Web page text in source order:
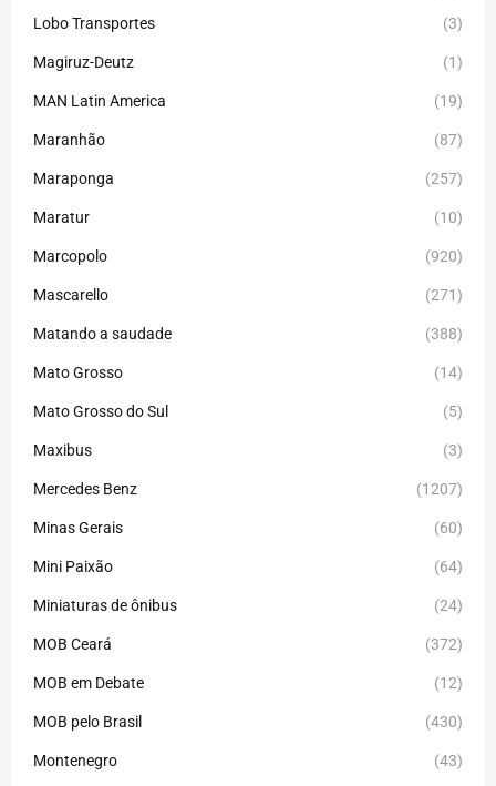
Lobo Transportes (3)
Magiruz-Deutz (1)
MAN Latin America (19)
Maranhão (87)
Maraponga (257)
Maratur (10)
Marcopolo (920)
Mascarello (271)
Matando a saudade (388)
Mato Grosso (14)
Mato Grosso do Sul (5)
Maxibus (3)
Mercedes Benz (1207)
Minas Gerais (60)
Mini Paixão (64)
Miniaturas de ônibus (24)
MOB Ceará (372)
MOB em Debate (12)
MOB pelo Brasil (430)
Montenegro (43)